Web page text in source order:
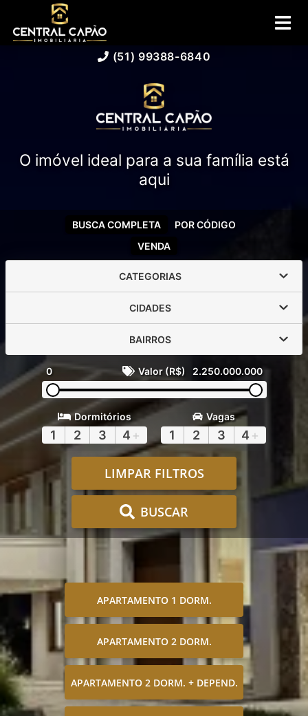
(51) 99388-6840
O imóvel ideal para a sua família está
aqui
VENDA
BUSCA COMPLETA POR CÓDIGO
CATEGORIAS
CIDADES
BAIRROS
0 Valor (R$) 2.250.000.000
Dormitórios
1 2 3 4 +
Vagas
1 2 3 4 +
LIMPAR FILTROS
BUSCAR
APARTAMENTO 1 DORM.
APARTAMENTO 2 DORM.
APARTAMENTO 2 DORM. + DEPEND.